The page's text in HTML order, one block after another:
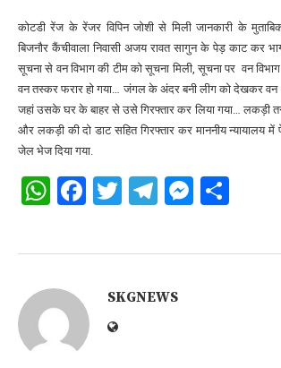
कोटडी रेंज के रेंजर विपिन जोशी से मिली जानकारी के
बिजनौर कैंचीवाला निवासी अजय रावत सागुन के पेड़ काट कर
सूचना से वन विभाग की टीम को सूचना मिली, सूचना पर वन
वन तस्कर फरार हो गया… जंगल के अंदर बनी लीग को देखकर वन
जहां उसके घर के बाहर से उसे गिरफ्तार कर लिया गया… लकड़ी
और लकड़ी की दो डाट सहित गिरफ्तार कर माननीय न्यायालय
जेल भेज दिया गया.
WhatsApp
Facebook
Twitter
Telegram
SKGNEWS